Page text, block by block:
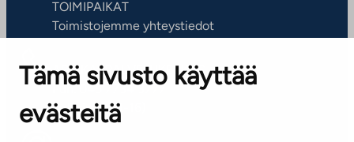
Tämä sivusto käyttää
evästeitä
TOIMIPAIKAT
Toimistojemme yhteystiedot
ASIAKASPALVELUKESKUS
Puh. 045 7734 3777
(arkisin klo 8-16)